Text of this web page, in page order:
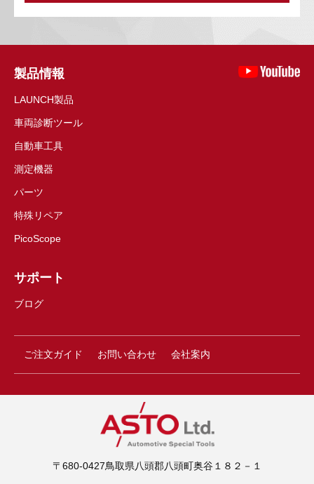
製品情報
LAUNCH製品
車両診断ツール
自動車工具
測定機器
パーツ
特殊リペア
PicoScope
サポート
ブログ
ご注文ガイド お問い合わせ 会社案内
〒680-0427鳥取県八頭郡八頭町奥谷１８２－１